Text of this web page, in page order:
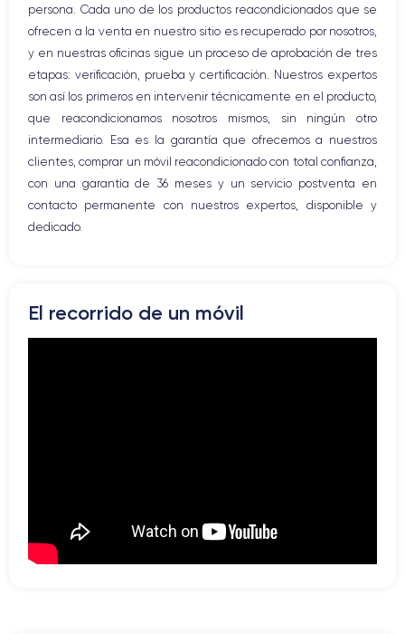
Vibración
Conector USB
persona. Cada uno de los productos reacondicionados que se
ofrecen a la venta en nuestro sitio es recuperado por nosotros,
y en nuestras oficinas sigue un proceso de aprobación de tres
etapas: verificación, prueba y certificación. Nuestros expertos
son así los primeros en intervenir técnicamente en el producto,
que reacondicionamos nosotros mismos, sin ningún otro
intermediario. Esa es la garantía que ofrecemos a nuestros
clientes, comprar un móvil reacondicionado con total confianza,
con una garantía de 36 meses y un servicio postventa en
contacto permanente con nuestros expertos, disponible y
dedicado.
El recorrido de un móvil